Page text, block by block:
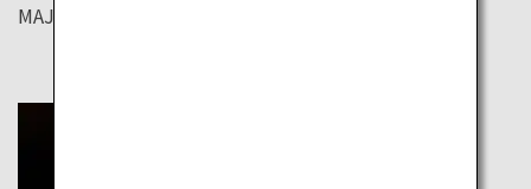
MAJESTIC、新宿のNew York Barがおすすめです。